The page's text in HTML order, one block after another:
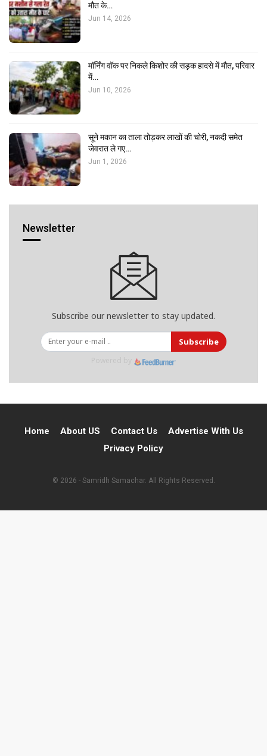
मौत के…
Jun 14, 2026
मॉर्निंग वॉक पर निकले किशोर की सड़क हादसे में मौत, परिवार
में…
Jun 10, 2026
सूने मकान का ताला तोड़कर लाखों की चोरी, नकदी समेत
जेवरात ले गए…
Jun 1, 2026
Newsletter
Subscribe our newsletter to stay updated.
Subscribe
Home About US Contact Us
Advertise With Us
Privacy Policy
© 2026 - Samridh Samachar. All Rights Reserved.